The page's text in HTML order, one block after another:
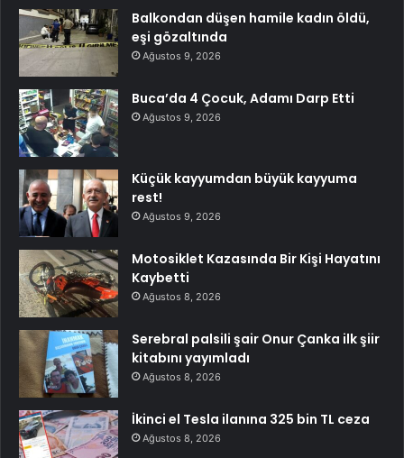
Balkondan düşen hamile kadın öldü,
eşi gözaltında
Ağustos 9, 2026
Buca’da 4 Çocuk, Adamı Darp Etti
Ağustos 9, 2026
Küçük kayyumdan büyük kayyuma
rest!
Ağustos 9, 2026
Motosiklet Kazasında Bir Kişi Hayatını
Kaybetti
Ağustos 8, 2026
Serebral palsili şair Onur Çanka ilk şiir
kitabını yayımladı
Ağustos 8, 2026
İkinci el Tesla ilanına 325 bin TL ceza
Ağustos 8, 2026